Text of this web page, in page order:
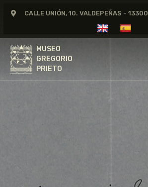
CALLE UNIÓN, 10. VALDEPEÑAS - 13300
MUSEO
GREGORIO
PRIETO
MUSEO
GREGORIO
GREGORIO PRIETO